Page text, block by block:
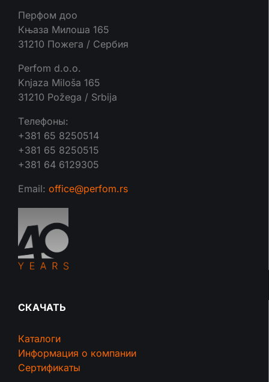
Перфом доо
Књаза Милоша 165
31210 Пожега / Сербия
Perfom d.o.o.
Knjaza Miloša 165
31210 Požega / Srbija
Tелефоны:
+381 65 8250514
+381 65 8250515
+381 64 6129305
Email: office@perfom.rs
СКАЧАТЬ
Каталоги
Информация о компании
Сертификаты